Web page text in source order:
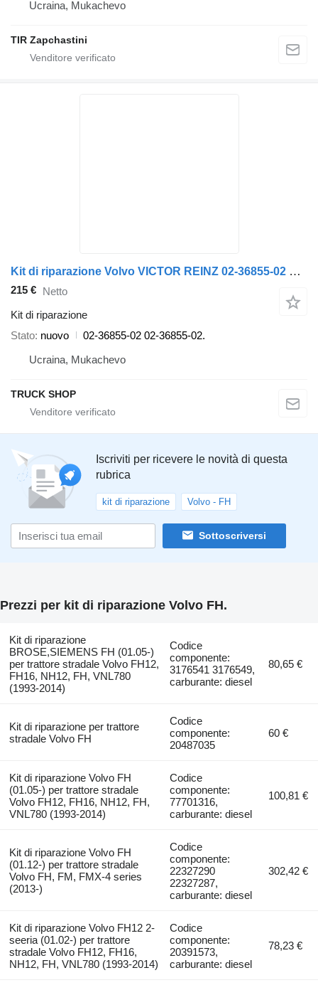
Ucraina, Mukachevo
TIR Zapchastini
Kit di riparazione Volvo VICTOR REINZ 02-36855-02 per trattore stradale Volvo FH
215 € Netto
Kit di riparazione
Stato nuovo
02-36855-02 02-36855-02.
Ucraina, Mukachevo
TRUCK SHOP
Iscriviti per ricevere le novità di questa
rubrica
kit di riparazione Volvo - FH
Sottoscriversi
Prezzi per kit di riparazione Volvo FH.
Kit di riparazione
BROSE,SIEMENS FH (01.05-)
per trattore stradale Volvo FH12,
FH16, NH12, FH, VNL780
(1993-2014)
Codice
componente:
3176541 3176549,
carburante: diesel
80,65 €
Kit di riparazione per trattore
stradale Volvo FH
Codice
componente:
20487035
60 €
Kit di riparazione Volvo FH
(01.05-) per trattore stradale
Volvo FH12, FH16, NH12, FH,
VNL780 (1993-2014)
Codice
componente:
77701316,
carburante: diesel
100,81 €
Kit di riparazione Volvo FH
(01.12-) per trattore stradale
Volvo FH, FM, FMX-4 series
(2013-)
Codice
componente:
22327290
22327287,
carburante: diesel
302,42 €
Kit di riparazione Volvo FH12 2-
seeria (01.02-) per trattore
stradale Volvo FH12, FH16,
NH12, FH, VNL780 (1993-2014)
Codice
componente:
20391573,
carburante: diesel
78,23 €